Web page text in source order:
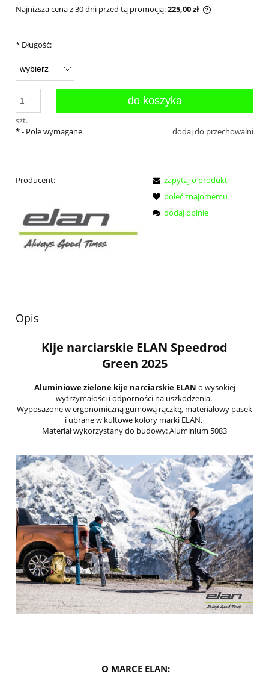
Najniższa cena z 30 dni przed tą promocją:225,00 zł
* Długość:
szt.
do koszyka
dodaj do przechowalni
*- Pole wymagane
Producent:
zapytaj o produkt
poleć znajomemu
dodaj opinię
Opis
Kije narciarskie ELAN Speedrod
Green 2025
Aluminiowe zielone kije narciarskie ELAN o wysokiej
wytrzymałości i odporności na uszkodzenia.
Wyposażone w ergonomiczną gumową rączkę, materiałowy pasek
i ubrane w kultowe kolory marki ELAN.
Materiał wykorzystany do budowy: Aluminium 5083
O MARCE ELAN: